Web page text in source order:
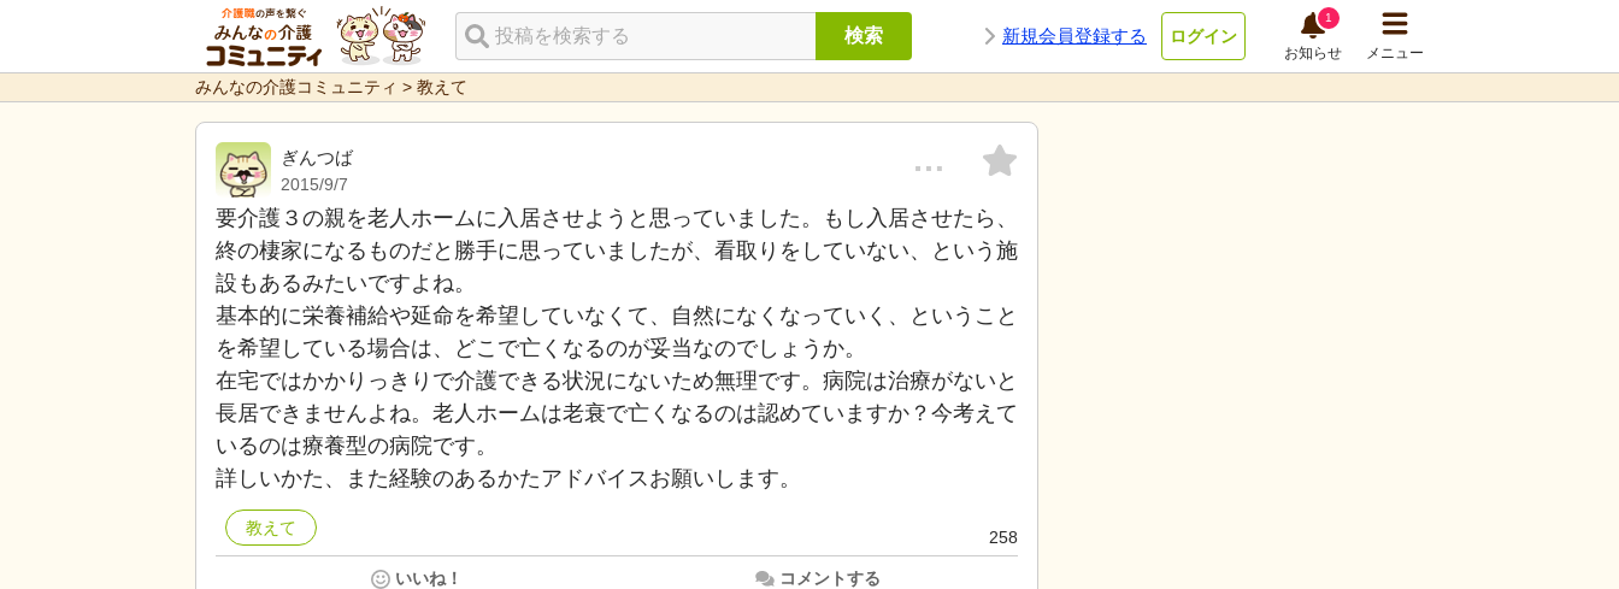
検索 新規会員登録する ログイン
1
お知らせ メニュー
みんなの介護コミュニティ > 教えて
ぎんつば
2015/9/7
…
要介護３の親を老人ホームに入居させようと思っていました。もし入居させたら、
終の棲家になるものだと勝手に思っていましたが、看取りをしていない、という施
設もあるみたいですよね。
基本的に栄養補給や延命を希望していなくて、自然になくなっていく、ということ
を希望している場合は、どこで亡くなるのが妥当なのでしょうか。
在宅ではかかりっきりで介護できる状況にないため無理です。病院は治療がないと
長居できませんよね。老人ホームは老衰で亡くなるのは認めていますか？今考えて
いるのは療養型の病院です。
詳しいかた、また経験のあるかたアドバイスお願いします。
教えて 258
いいね！ コメントする